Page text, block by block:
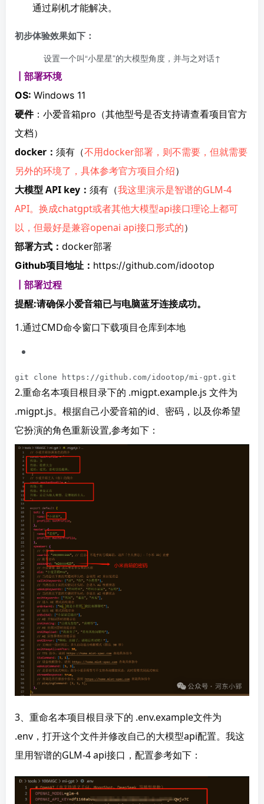
通过刷机才能解决。
初步体验效果如下：
设置一个叫“小星星”的大模型角度，并与之对话↑
┃部署环境
OS: Windows 11
硬件 ：小爱音箱pro（其他型号是否支持请查看项目官方
文档）
docker： 须有（不用docker部署，则不需要，但就需要
另外的环境了，具体参考官方项目介绍）
大模型 API key： 须有（我这里演示是智谱的GLM-4
API。换成chatgpt或者其他大模型api接口理论上都可
以，但最好是兼容openai api接口形式的）
部署方式： docker部署
Github项目地址： https://github.com/idootop
┃部署过程
提醒:请确保小爱音箱已与电脑蓝牙连接成功。
1.通过CMD命令窗口下载项目仓库到本地
git clone https://github.com/idootop/mi-gpt.git
2.重命名本项目根目录下的 .migpt.example.js 文件为
.migpt.js。根据自己小爱音箱的id、密码，以及你希望
它扮演的角色重新设置,参考如下：
3、重命名本项目根目录下的 .env.example文件为
.env，打开这个文件并修改自己的大模型api配置。我这
里用智谱的GLM-4 api接口，配置参考如下：